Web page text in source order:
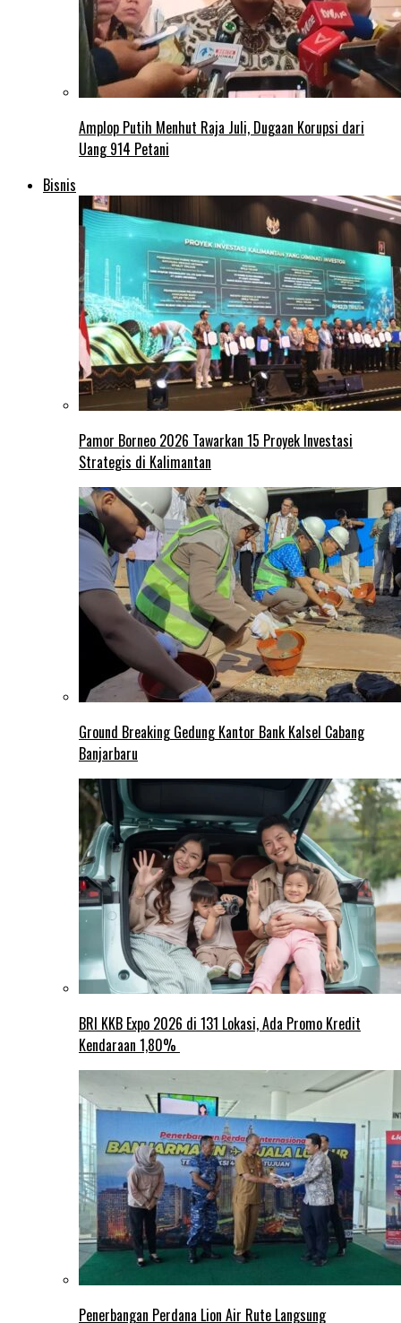
Amplop Putih Menhut Raja Juli, Dugaan Korupsi dari
Uang 914 Petani
Bisnis
Pamor Borneo 2026 Tawarkan 15 Proyek Investasi
Strategis di Kalimantan
Ground Breaking Gedung Kantor Bank Kalsel Cabang
Banjarbaru
BRI KKB Expo 2026 di 131 Lokasi, Ada Promo Kredit
Kendaraan 1,80%
Penerbangan Perdana Lion Air Rute Langsung